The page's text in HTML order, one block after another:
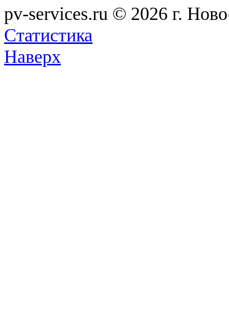
pv-services.ru © 2026 г.
Статистика
Наверх